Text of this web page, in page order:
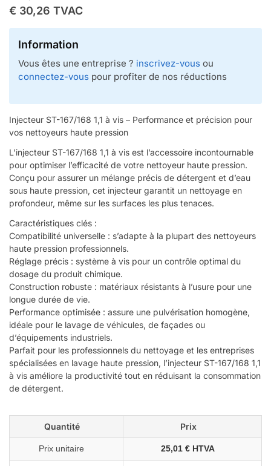
€ 30,26 TVAC
Information
Vous êtes une entreprise ? inscrivez-vous ou
connectez-vous pour profiter de nos réductions
Injecteur ST-167/168 1,1 à vis – Performance et précision pour
vos nettoyeurs haute pression
L’injecteur ST-167/168 1,1 à vis est l’accessoire incontournable
pour optimiser l’efficacité de votre nettoyeur haute pression.
Conçu pour assurer un mélange précis de détergent et d’eau
sous haute pression, cet injecteur garantit un nettoyage en
profondeur, même sur les surfaces les plus tenaces.
Caractéristiques clés :
Compatibilité universelle : s’adapte à la plupart des nettoyeurs
haute pression professionnels.
Réglage précis : système à vis pour un contrôle optimal du
dosage du produit chimique.
Construction robuste : matériaux résistants à l’usure pour une
longue durée de vie.
Performance optimisée : assure une pulvérisation homogène,
idéale pour le lavage de véhicules, de façades ou
d’équipements industriels.
Parfait pour les professionnels du nettoyage et les entreprises
spécialisées en lavage haute pression, l’injecteur ST-167/168 1,1
à vis améliore la productivité tout en réduisant la consommation
de détergent.
Quantité Prix
Prix unitaire 25,01 € HTVA